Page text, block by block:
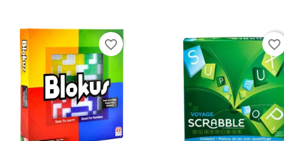
favorite_border favorite_border